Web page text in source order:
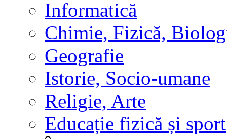
Informatică
Chimie, Fizică,
Geografie
Istorie, Socio-umane
Religie, Arte
Educație fizică și sport